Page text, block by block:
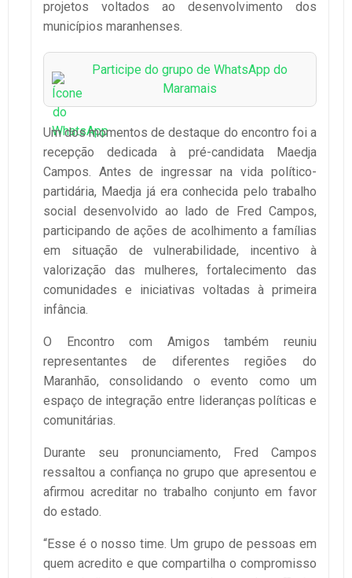
projetos voltados ao desenvolvimento dos
municípios maranhenses.
Participe do grupo de WhatsApp do
Maramais
Um dos momentos de destaque do encontro foi a
recepção dedicada à pré-candidata Maedja
Campos. Antes de ingressar na vida político-
partidária, Maedja já era conhecida pelo trabalho
social desenvolvido ao lado de Fred Campos,
participando de ações de acolhimento a famílias
em situação de vulnerabilidade, incentivo à
valorização das mulheres, fortalecimento das
comunidades e iniciativas voltadas à primeira
infância.
O Encontro com Amigos também reuniu
representantes de diferentes regiões do
Maranhão, consolidando o evento como um
espaço de integração entre lideranças políticas e
comunitárias.
Durante seu pronunciamento, Fred Campos
ressaltou a confiança no grupo que apresentou e
afirmou acreditar no trabalho conjunto em favor
do estado.
“Esse é o nosso time. Um grupo de pessoas em
quem acredito e que compartilha o compromisso